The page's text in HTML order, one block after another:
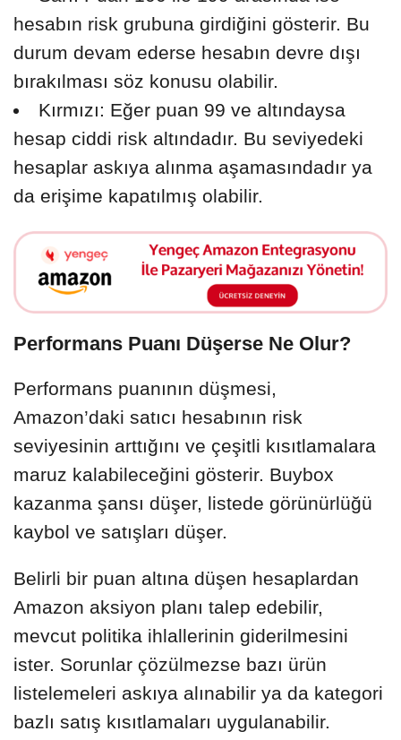
hesabın risk grubuna girdiğini gösterir. Bu
durum devam ederse hesabın devre dışı
bırakılması söz konusu olabilir.
Kırmızı: Eğer puan 99 ve altındaysa
hesap ciddi risk altındadır. Bu seviyedeki
hesaplar askıya alınma aşamasındadır ya
da erişime kapatılmış olabilir.
Performans Puanı Düşerse Ne Olur?
Performans puanının düşmesi,
Amazon’daki satıcı hesabının risk
seviyesinin arttığını ve çeşitli kısıtlamalara
maruz kalabileceğini gösterir. Buybox
kazanma şansı düşer, listede görünürlüğü
kaybol ve satışları düşer.
Belirli bir puan altına düşen hesaplardan
Amazon aksiyon planı talep edebilir,
mevcut politika ihlallerinin giderilmesini
ister. Sorunlar çözülmezse bazı ürün
listelemeleri askıya alınabilir ya da kategori
bazlı satış kısıtlamaları uygulanabilir.